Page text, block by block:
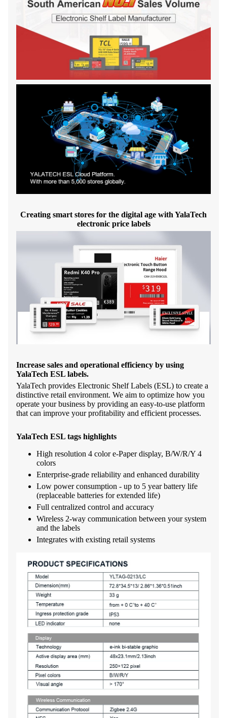
Creating smart stores for the digital age with YalaTech
electronic price labels
Increase sales and operational efficiency by using
YalaTech ESL labels.
YalaTech provides Electronic Shelf Labels (ESL) to create a
distinctive retail environment. We aim to optimize how you
operate your business by providing an easy-to-use platform
that can improve your profitability and efficient processes.
YalaTech ESL tags highlights
High resolution 4 color e-Paper display, B/W/R/Y 4
colors
Enterprise-grade reliability and enhanced durability
Low power consumption - up to 5 year battery life
(replaceable batteries for extended life)
Full centralized control and accuracy
Wireless 2-way communication between your system
and the labels
Integrates with existing retail systems